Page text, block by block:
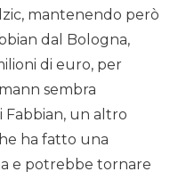
mantenendo però
dal Bologna,
di euro, per
sembra
Fabbian, un altro
ha fatto una
e potrebbe tornare